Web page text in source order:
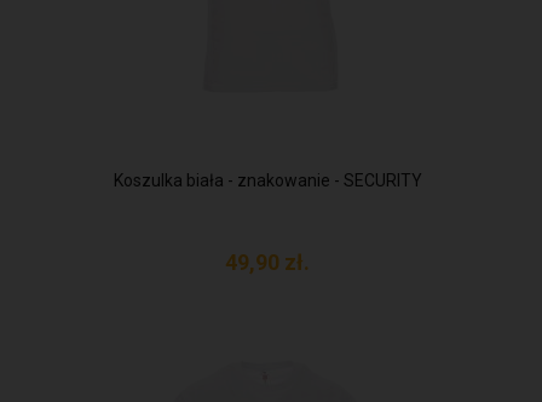
Koszulka biała - znakowanie - SECURITY
49,90 zł.